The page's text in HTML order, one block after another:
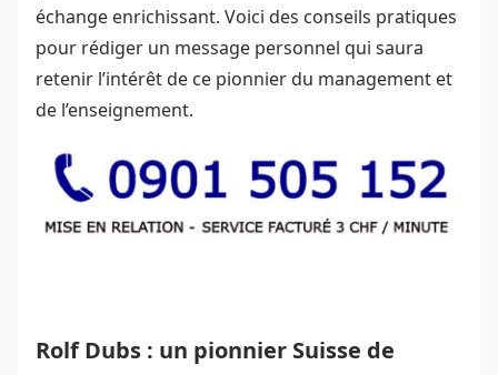
échange enrichissant. Voici des conseils pratiques
pour rédiger un message personnel qui saura
retenir l’intérêt de ce pionnier du management et
de l’enseignement.
Rolf Dubs : un pionnier Suisse de